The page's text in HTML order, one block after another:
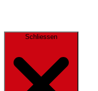
Schliessen